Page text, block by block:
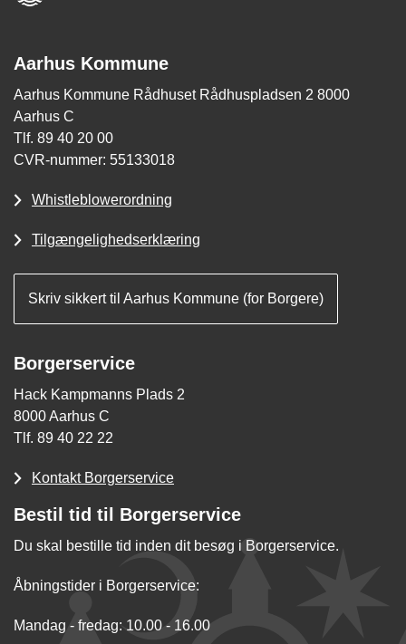
Aarhus Kommune
Aarhus Kommune Rådhuset Rådhuspladsen 2 8000
Aarhus C
Tlf. 89 40 20 00
CVR-nummer: 55133018
Whistleblowerordning
Tilgængelighedserklæring
Skriv sikkert til Aarhus Kommune (for Borgere)
Borgerservice
Hack Kampmanns Plads 2
8000 Aarhus C
Tlf. 89 40 22 22
Kontakt Borgerservice
Bestil tid til Borgerservice
Du skal bestille tid inden dit besøg i Borgerservice.
Åbningstider i Borgerservice:
Mandag - fredag: 10.00 - 16.00